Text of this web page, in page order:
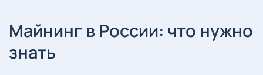
Майнинг в России: что нужно
знать